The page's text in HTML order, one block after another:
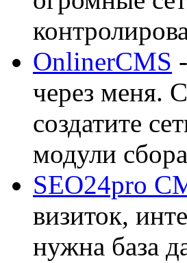
OnlinerCMS
через меня.
создатите
модули
SEO24pro
визиток,
нужна база